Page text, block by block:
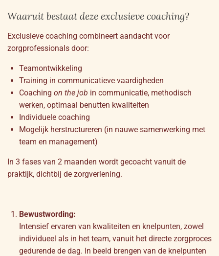
Waaruit bestaat deze exclusieve coaching?
Exclusieve coaching combineert aandacht voor
zorgprofessionals door:
Teamontwikkeling
Training in communicatieve vaardigheden
Coaching on the job in communicatie, methodisch
werken, optimaal benutten kwaliteiten
Individuele coaching
Mogelijk herstructureren (in nauwe samenwerking met
team en management)
In 3 fases van 2 maanden wordt gecoacht vanuit de
praktijk, dichtbij de zorgverlening.
Bewustwording:
Intensief ervaren van kwaliteiten en knelpunten, zowel
individueel als in het team, vanuit het directe zorgproces
gedurende de dag. In beeld brengen van de knelpunten